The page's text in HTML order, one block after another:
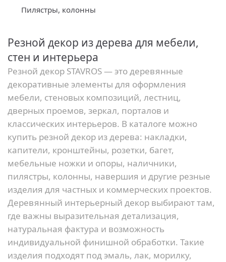
Пилястры, колонны
Резной декор из дерева для мебели,
стен и интерьера
Резной декор STAVROS — это деревянные
декоративные элементы для оформления
мебели, стеновых композиций, лестниц,
дверных проемов, зеркал, порталов и
классических интерьеров. В каталоге можно
купить резной декор из дерева: накладки,
капители, кронштейны, розетки, багет,
мебельные ножки и опоры, наличники,
пилястры, колонны, навершия и другие резные
изделия для частных и коммерческих проектов.
Деревянный интерьерный декор выбирают там,
где важны выразительная детализация,
натуральная фактура и возможность
индивидуальной финишной обработки. Такие
изделия подходят под эмаль, лак, морилку,